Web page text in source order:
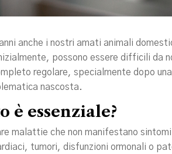
anche i nostri amati animali
possono essere difficili da
regolare, specialmente dopo
nascosta.
è essenziale?
malattie che non manifestano
tumori, disfunzioni ormonali o